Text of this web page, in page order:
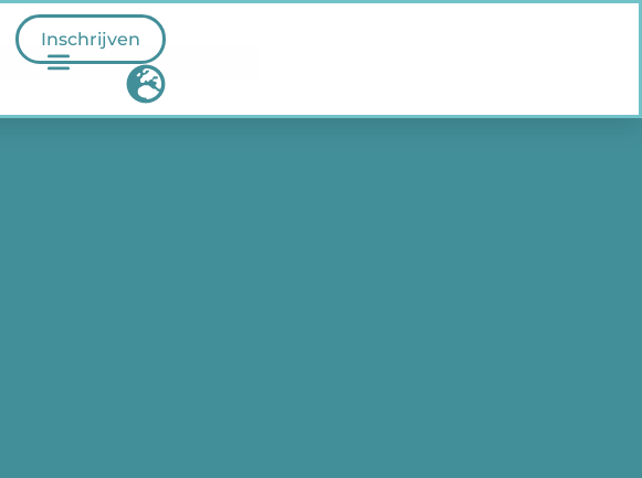
Inschrijven